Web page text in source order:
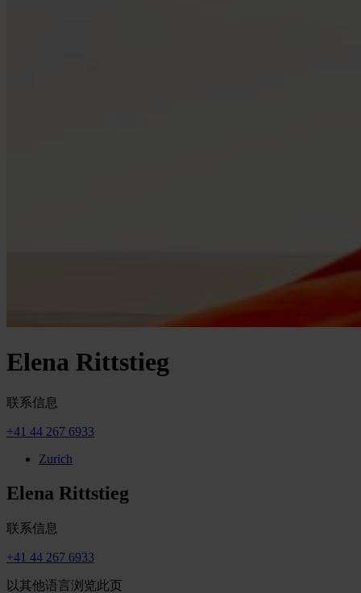
Elena Rittstieg
联系信息
+41 44 267 6933
Zurich
Elena Rittstieg
联系信息
+41 44 267 6933
以其他语言浏览此页